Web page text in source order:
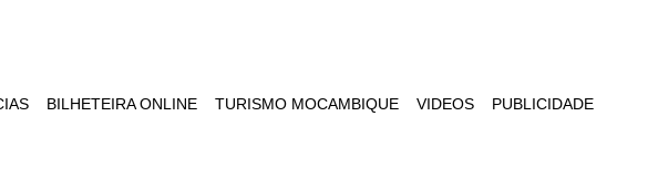
BILHETEIRA ONLINE TURISMO MOCAMBIQUE VIDEOS PUBLICIDADE